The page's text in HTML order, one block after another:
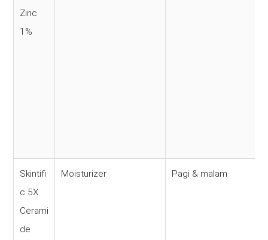
Zinc
1%
Skintifi
c 5X
Cerami
de
Moisturizer Pagi & malam